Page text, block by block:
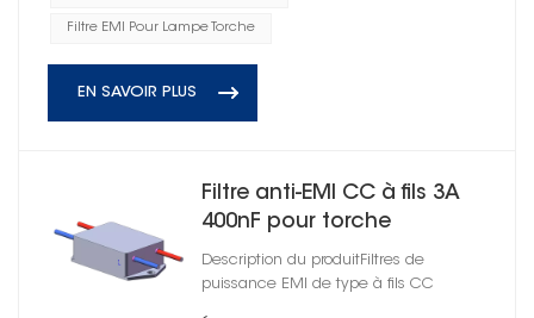
Filtre EMI Pour Lampe Torche
EN SAVOIR PLUS
Filtre anti-EMI CC à fils 3A
400nF pour torche
Description du produitFiltres de
puissance EMI de type à fils CC